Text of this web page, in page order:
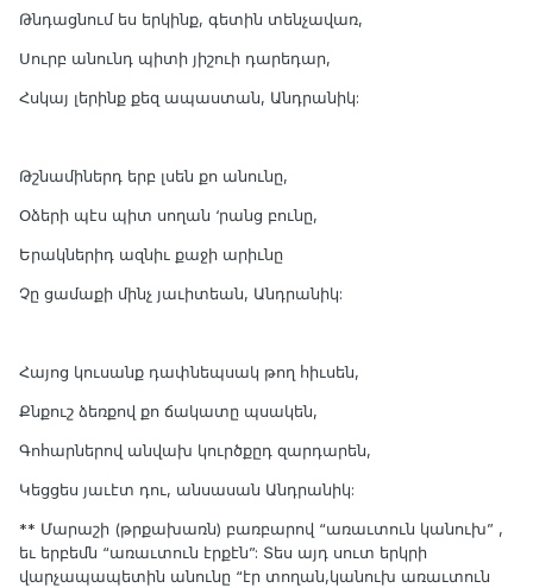
Թնդացնում ես երկինք, գետին տենչավառ,
Սուրբ անունդ պիտի յիշուի դարեդար,
Հսկայ լերինք քեզ ապաստան, Անդրանիկ:
Թշնամիներդ երբ լսեն քո անունը,
Օձերի պէս պիտ սողան ‘րանց բունը,
Երակներիդ ազնիւ քաջի արիւնը
Չը ցամաքի մինչ յաւիտեան, Անդրանիկ:
Հայոց կուսանք դափնեպսակ թող հիւսեն,
Քնքուշ ձեռքով քո ճակատը պսակեն,
Գոհարներով անվախ կուրծքըդ զարդարեն,
Կեցցես յաւէտ դու, անսասան Անդրանիկ:
** Մարաշի (թրքախառն) բառբարով “առաւտուն կանուխ” ,
եւ երբեմն “առաւտուն էրքէն”: Տես այդ սուտ երկրի
վարչապապետին անունը “էր տողան,կանուխ առաւտուն